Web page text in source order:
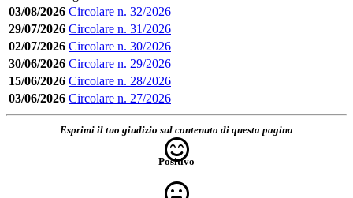
03/08/2026 Circolare n. 32/2026
29/07/2026 Circolare n. 31/2026
02/07/2026 Circolare n. 30/2026
30/06/2026 Circolare n. 29/2026
15/06/2026 Circolare n. 28/2026
03/06/2026 Circolare n. 27/2026
Esprimi il tuo giudizio sul contenuto di questa pagina
Positivo